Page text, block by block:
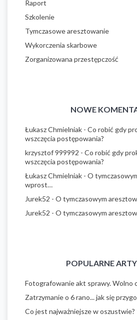
Raport
Szkolenie
Tymczasowe aresztowanie
Wykorczenia skarbowe
Zorganizowana przestępczość
NOWE
Łukasz Chmielniak - Co robić gdy
wszczęcia postępowania?
krzysztof 999992 - Co robić gdy
wszczęcia postępowania?
Łukasz Chmielniak - O
wprost…
Jurek52 - O tymczasowym
Jurek52 - O tymczasowym
POPULARNE
Fotografowanie akt sprawy. Wolno
Zatrzymanie o 6 rano... jak się
Co jest najważniejsze w oszustwie?